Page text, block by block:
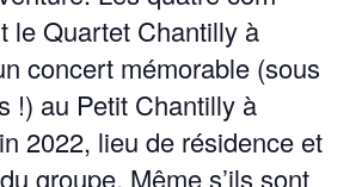
le Quar­tet Chan­til­ly à
con­cert mémorable (sous
!) au Petit Chan­til­ly à
2022, lieu de rési­dence et
groupe. Même s’ils sont